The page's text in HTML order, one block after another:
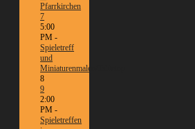
Pfarrkirchen
7
5:00
PM -
Spieletreff
und
Miniaturenmalen/Tabletop
8
9
2:00
PM -
Spieletreffen